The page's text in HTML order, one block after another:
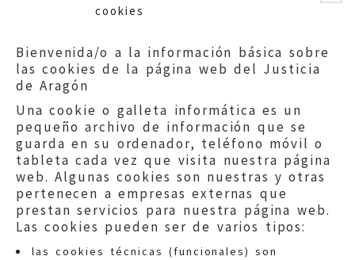
cookies
Bienvenida/o a la información básica sobre
las cookies de la página web del Justicia
de Aragón
Una cookie o galleta informática es un
pequeño archivo de información que se
guarda en su ordenador, teléfono móvil o
tableta cada vez que visita nuestra página
web. Algunas cookies son nuestras y otras
pertenecen a empresas externas que
prestan servicios para nuestra página web.
Las cookies pueden ser de varios tipos:
las cookies técnicas (funcionales) son